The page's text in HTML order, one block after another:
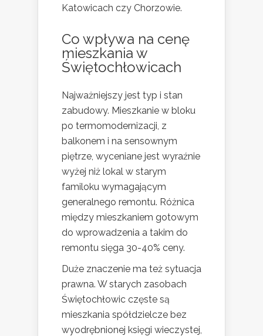
Katowicach czy Chorzowie.
Co wpływa na cenę
mieszkania w
Świętochłowicach
Najważniejszy jest typ i stan
zabudowy. Mieszkanie w bloku
po termomodernizacji, z
balkonem i na sensownym
piętrze, wyceniane jest wyraźnie
wyżej niż lokal w starym
familoku wymagającym
generalnego remontu. Różnica
między mieszkaniem gotowym
do wprowadzenia a takim do
remontu sięga 30-40% ceny.
Duże znaczenie ma też sytuacja
prawna. W starych zasobach
Świętochłowic częste są
mieszkania spółdzielcze bez
wyodrębnionej księgi wieczystej,